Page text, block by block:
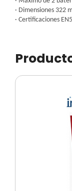
· Dimensiones 322
· Certificaciones